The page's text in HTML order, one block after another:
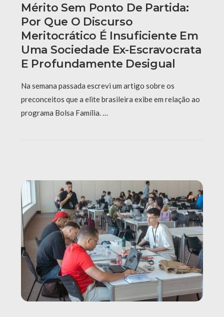
Mérito Sem Ponto De Partida:
Por Que O Discurso
Meritocrático É Insuficiente Em
Uma Sociedade Ex-Escravocrata
E Profundamente Desigual
Na semana passada escrevi um artigo sobre os
preconceitos que a elite brasileira exibe em relação ao
programa Bolsa Família. …